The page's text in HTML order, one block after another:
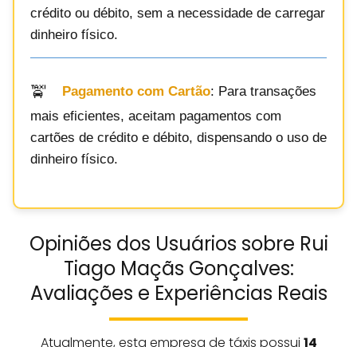
crédito ou débito, sem a necessidade de carregar
dinheiro físico.
Pagamento com Cartão: Para transações
mais eficientes, aceitam pagamentos com
cartões de crédito e débito, dispensando o uso de
dinheiro físico.
Opiniões dos Usuários sobre Rui
Tiago Maçãs Gonçalves:
Avaliações e Experiências Reais
Atualmente, esta empresa de táxis possui 14